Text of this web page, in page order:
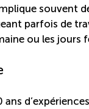
souvent
parfois de
ou les jours
ans